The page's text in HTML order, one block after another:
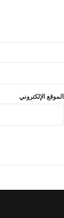
الموقع الإلكتروني